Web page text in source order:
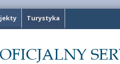
Turystyka